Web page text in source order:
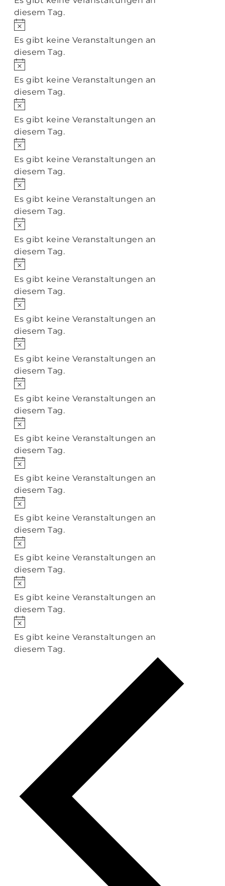
diesem Tag.
Hinweis
Es gibt keine Veranstaltungen an
diesem Tag.
Hinweis
Es gibt keine Veranstaltungen an
diesem Tag.
Hinweis
Es gibt keine Veranstaltungen an
diesem Tag.
Hinweis
Es gibt keine Veranstaltungen an
diesem Tag.
Hinweis
Es gibt keine Veranstaltungen an
diesem Tag.
Hinweis
Es gibt keine Veranstaltungen an
diesem Tag.
Hinweis
Es gibt keine Veranstaltungen an
diesem Tag.
Hinweis
Es gibt keine Veranstaltungen an
diesem Tag.
Hinweis
Es gibt keine Veranstaltungen an
diesem Tag.
Hinweis
Es gibt keine Veranstaltungen an
diesem Tag.
Hinweis
Es gibt keine Veranstaltungen an
diesem Tag.
Hinweis
Es gibt keine Veranstaltungen an
diesem Tag.
Hinweis
Es gibt keine Veranstaltungen an
diesem Tag.
Hinweis
Es gibt keine Veranstaltungen an
diesem Tag.
Hinweis
Es gibt keine Veranstaltungen an
diesem Tag.
Hinweis
Es gibt keine Veranstaltungen an
diesem Tag.